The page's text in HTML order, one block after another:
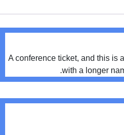
A conference ticket, and this is
with a longer